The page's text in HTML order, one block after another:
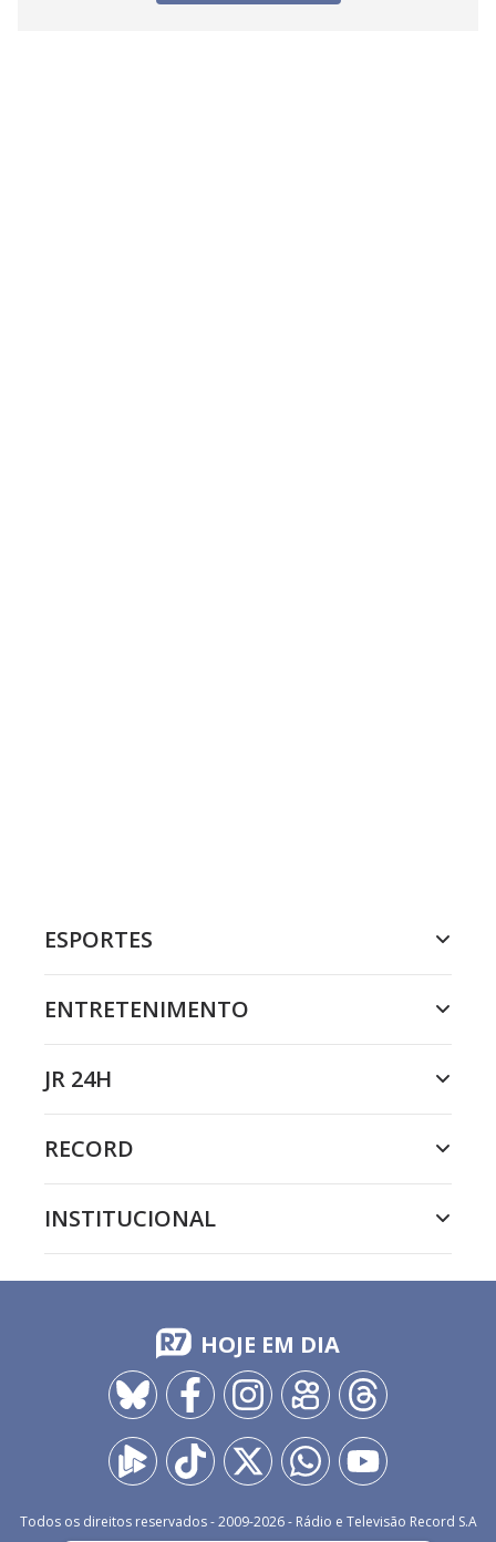
ESPORTES
ENTRETENIMENTO
JR 24H
RECORD
INSTITUCIONAL
HOJE EM DIA
Todos os direitos reservados - 2009-2026- Rádio e Televisão Record S.A